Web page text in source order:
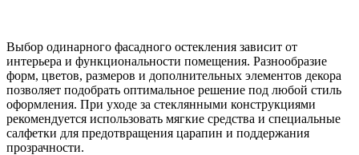
Выбор одинарного фасадного остекления зависит от
интерьера и функциональности помещения. Разнообразие
форм, цветов, размеров и дополнительных элементов декора
позволяет подобрать оптимальное решение под любой стиль
оформления. При уходе за стеклянными конструкциями
рекомендуется использовать мягкие средства и специальные
салфетки для предотвращения царапин и поддержания
прозрачности.